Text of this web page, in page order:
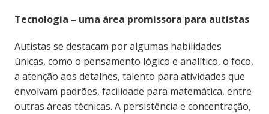
Tecnologia – uma área promissora para autistas
Autistas se destacam por algumas habilidades
únicas, como o pensamento lógico e analítico, o foco,
a atenção aos detalhes, talento para atividades que
envolvam padrões, facilidade para matemática, entre
outras áreas técnicas. A persistência e concentração,